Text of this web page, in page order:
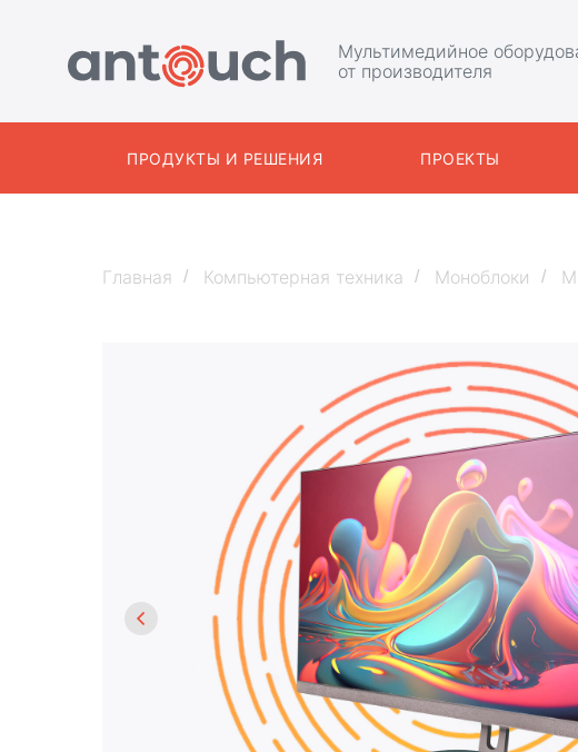
Мультимедийное
от производителя
ПРОЕКТЫ
ПРОДУКТЫ И РЕШЕНИЯ
Главная / Компьютерная техника / Моноблоки /